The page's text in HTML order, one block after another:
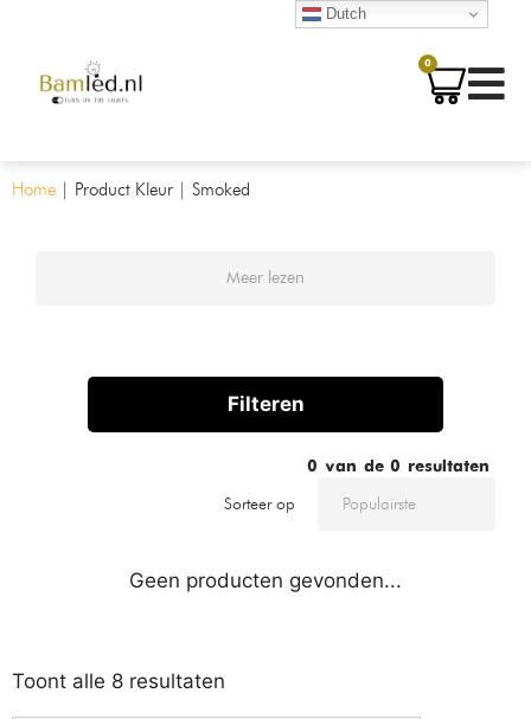
0
Home | Product Kleur | Smoked
Meer lezen
Filteren
0 van de 0 resultaten
Sorteer op
Geen producten gevonden...
Toont alle 8 resultaten
Dutch